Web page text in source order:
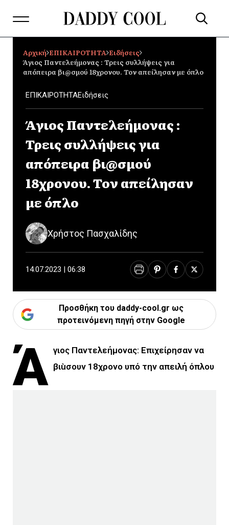
Αρχική ΕΠΙΚΑΙΡΟΤΗΤΑ Ειδήσεις
Άγιος Παντελεήμονας : Τρεις συλλήψεις για
απόπειρα βι@σμού 18χρονου. Τον απείλησαν με όπλο
ΕΠΙΚΑΙΡΟΤΗΤΑΕιδήσεις
Άγιος Παντελεήμονας :
Τρεις συλλήψεις για
απόπειρα βι@σμού
18χρονου. Τον απείλησαν
με όπλο
Χρήστος Πασχαλίδης
14.07.2023 | 06:38
Προσθήκη του daddy-cool.gr ως
προτεινόμενη πηγή στην Google
Ά γιος Παντελεήμονας: Επιχείρησαν να
βιùσουν 18χρονο υπό την απειλή όπλου